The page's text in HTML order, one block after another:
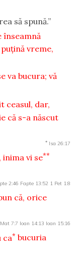
să spună.”
înseamnă
puţină vreme,
va bucura; vă
ceasul, dar,
că s-a născut
* Isa 26:17
inima vi se**
2:46 Fapte 13:52 1 Pet 1:8
că, orice
Mat 7:7 Ioan 14:13 Ioan 15:16
ca* bucuria